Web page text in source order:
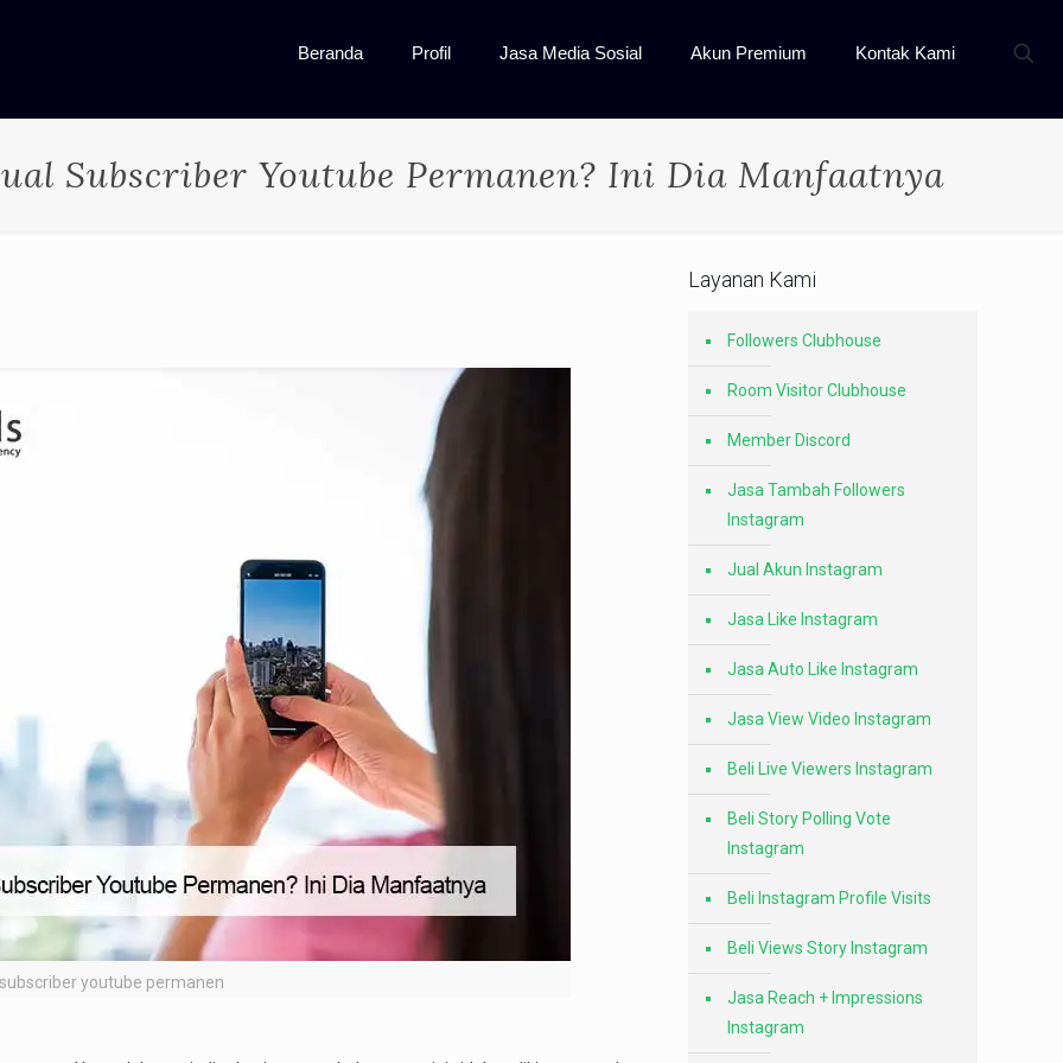
Beranda Profil Jasa Media Sosial Akun Premium Kontak Kami
Subscriber Youtube Permanen? Ini Dia Manfaatnya
youtube permanen
Layanan Kami
Followers Clubhouse
Room Visitor Clubhouse
Member Discord
Jasa Tambah Followers
Instagram
Jual Akun Instagram
Jasa Like Instagram
Jasa Auto Like Instagram
Jasa View Video Instagram
Beli Live Viewers Instagram
Beli Story Polling Vote
Instagram
Beli Instagram Profile Visits
Beli Views Story Instagram
Jasa Reach + Impressions
Instagram